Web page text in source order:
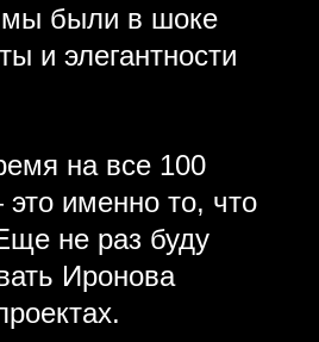
мы были в шоке
и элегантности
на все 100
именно то, что
не раз буду
Иронова